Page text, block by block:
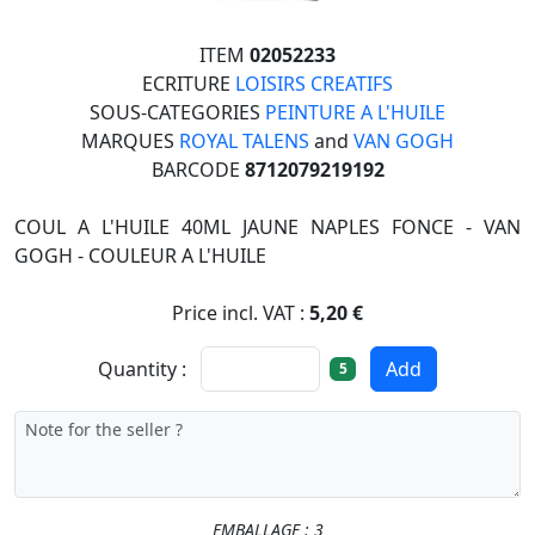
ITEM 02052233
ECRITURE LOISIRS CREATIFS
SOUS-CATEGORIES PEINTURE A L'HUILE
MARQUES ROYAL TALENS and VAN GOGH
BARCODE 8712079219192
COUL A L'HUILE 40ML JAUNE NAPLES FONCE - VAN
GOGH - COULEUR A L'HUILE
Price incl. VAT : 5,20 €
Quantity : 5 Add
EMBALLAGE : 3